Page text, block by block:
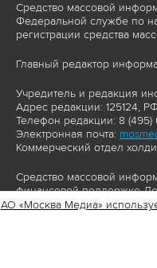
Средство массовой
Федеральной службе по
регистрации средства
Главный редактор
Учредитель и редакция
Адрес редакции: 125124,
Телефон редакции: 8
Электронная почта:
Коммерческий отдел
Средство массовой
финансовой поддержке
Сайт https://
АО «Москва Медиа»